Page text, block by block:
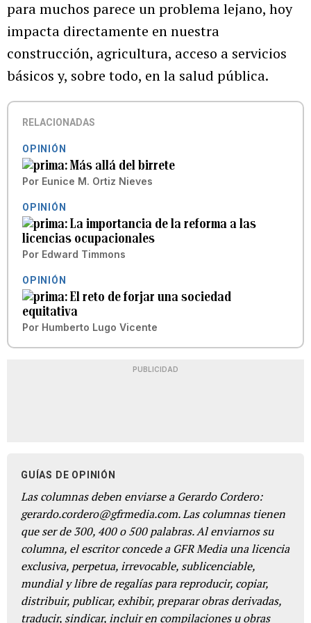
para muchos parece un problema lejano, hoy
impacta directamente en nuestra
construcción, agricultura, acceso a servicios
básicos y, sobre todo, en la salud pública.
RELACIONADAS
OPINIÓN
Más allá del birrete
Por Eunice M. Ortiz Nieves
OPINIÓN
La importancia de la reforma a las
licencias ocupacionales
Por Edward Timmons
OPINIÓN
El reto de forjar una sociedad
equitativa
Por Humberto Lugo Vicente
PUBLICIDAD
GUÍAS DE OPINIÓN
Las columnas deben enviarse a Gerardo Cordero:
gerardo.cordero@gfrmedia.com. Las columnas tienen
que ser de 300, 400 o 500 palabras. Al enviarnos su
columna, el escritor concede a GFR Media una licencia
exclusiva, perpetua, irrevocable, sublicenciable,
mundial y libre de regalías para reproducir, copiar,
distribuir, publicar, exhibir, preparar obras derivadas,
traducir, sindicar, incluir en compilaciones u obras